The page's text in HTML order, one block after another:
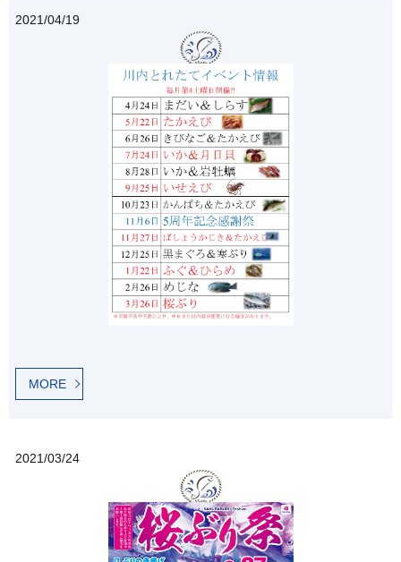
2021/04/19
MORE
2021/03/24